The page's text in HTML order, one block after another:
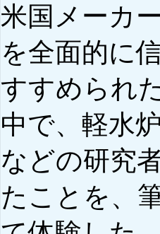
米国メーカ
を全面的に
すすめられ
中で、軽水
などの研究
たことを、